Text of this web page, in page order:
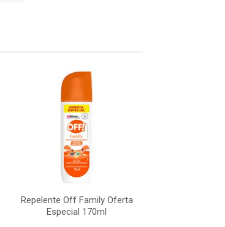
Repelente Off Family Oferta
Especial 170ml